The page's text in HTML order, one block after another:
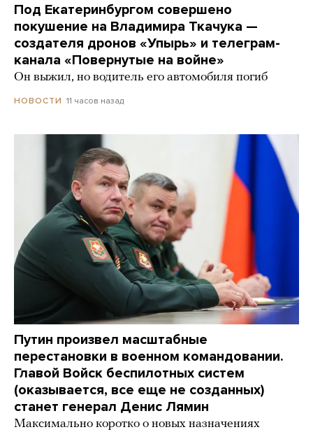
Под Екатеринбургом совершено
покушение на Владимира Ткачука —
создателя дронов «Упырь» и телеграм-
канала «Повернутые на войне»
Он выжил, но водитель его автомобиля погиб
НОВОСТИ 11 часов назад
Путин произвел масштабные
перестановки в военном командовании.
Главой Войск беспилотных систем
(оказывается, все еще не созданных)
станет генерал Денис Лямин
Максимально коротко о новых назначениях